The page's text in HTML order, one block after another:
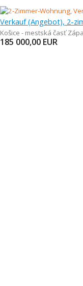
Košice - mestská časť
185 000,00 EUR